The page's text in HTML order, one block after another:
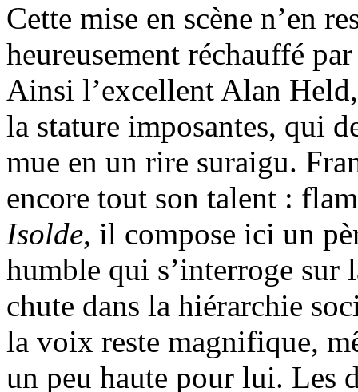
Cette mise en scène n’en
heureusement réchauffé
Ainsi l’excellent Alan
la stature imposantes, qui
mue en un rire suraigu.
encore tout son talent :
Isolde, il compose ici un
humble qui s’interroge sur
chute dans la hiérarchie
la voix reste magnifique,
un peu haute pour lui. Les